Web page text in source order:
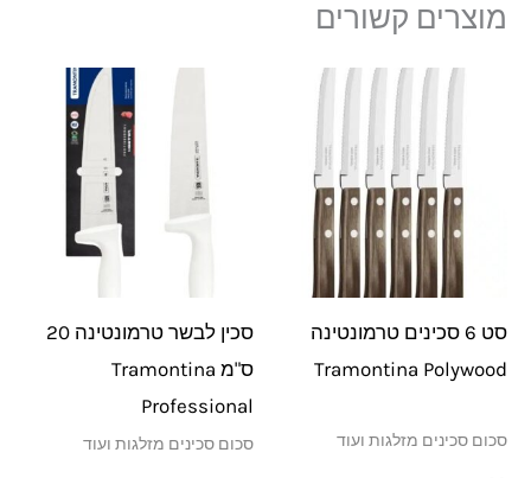
מוצרים קשורים
סט 6 סכינים טרמונטינה
Tramontina Polywood
סכום סכינים מזלגות ועוד
סכין לבשר טרמונטינה 20
ס"מ Tramontina
Professional
סכום סכינים מזלגות ועוד